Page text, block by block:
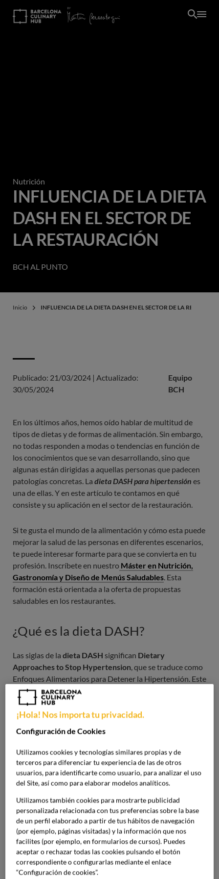
Nutrición
INFLUENCIA DE LA DIETA
DASH EN EL SECTOR DE
LA RESTAURACIÓN
BCH AL PUNTO
Inicio INFLUENCIA DE LA DIETA DASH EN EL SECTOR DE LA
Publicado: 21/03/2024 | Actualizado:
30/05/2024
Equipo
BCH
En los últimos años, hemos oído hablar de multitud de
tipos de dietas y de formas de alimentación. Sin embargo,
no todas responden a modas o tendencias en función de
los conocimientos que se van desarrollando, sino que
algunas están dirigidas a aquellas personas que padecen
patologías concretas. La dieta DASH para hipertensión es
una de ellas. Y en este artículo te contamos en qué
consiste y su aplicación en el sector de la restauración.
Si te gusta el mundo de la alimentación y cómo esta puede
mejorar la salud de las personas en diferentes escenarios,
te puede interesar formarte para que se convierta en tu
profesión. Inscríbete en nuestro Máster en Nutrición,
Gastronomía y Diseño de Menús Saludables . Esta
formación está orientada a la oferta de propuestas
saludables en los restaurantes.
¿Qué es la dieta DASH?
Las siglas de la dieta DASH significan Dietary
Approaches to Stop Hypertension , que se traduce como
Enfoques Alimentarios para Detener la Hipertensión. Este
tipo de alimentación se caracteriza por promover el
consumo de alimentos ricos en nutrientes y bajos en
sodio, por ser este un mineral que provoca un aumento de
Por sus características, se utiliza como herramienta eficaz
para controlar la presión arterial en aquellas personas con
tendencia a tenerla alta, y así contribuir en la prevención
de enfermedades cardiovasculares. Su enfoque se centra
en la ingesta de frutas, verduras, granos integrales,
proteínas magras y productos lácteos bajos en grasa. Al
mismo tiempo, se limita el consumo de grasas saturadas,
colesterol y sodio.
Dieta DASH y dieta MIND: principales
diferencias
¡Hola! Nos importa tu privacidad.
Configuración de Cookies
Utilizamos cookies y tecnologías similares propias y de
terceros para diferenciar tu experiencia de las de otros
usuarios, para identificarte como usuario, para analizar el uso
del Site, así como para elaborar modelos analíticos.
Utilizamos también cookies para mostrarte publicidad
personalizada relacionada con tus preferencias sobre la base
de un perfil elaborado a partir de tus hábitos de navegación
(por ejemplo, páginas visitadas) y la información que nos
facilites (por ejemplo, en formularios de cursos). Puedes
aceptar o rechazar todas las cookies pulsando el botón
correspondiente o configurarlas mediante el enlace
“Configuración de cookies”.